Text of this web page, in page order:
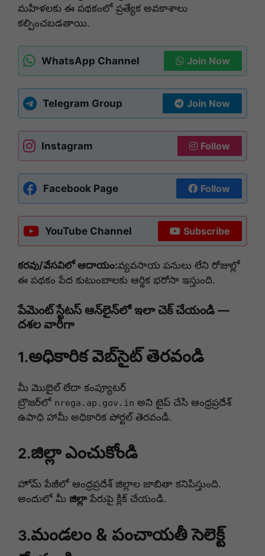
మహిళలకు ఈ పథకంలో ప్రత్యేక అవకాశాలు
కల్పించబడతాయి.
WhatsApp Channel Join Now
Telegram Group Join Now
Instagram Follow
Facebook Page Follow
YouTube Channel Subscribe
కరవు/వేసవిలో ఆదాయం:వ్యవసాయ పనులు లేని రోజుల్లో
ఈ పథకం పేద కుటుంబాలకు ఆర్థిక భరోసా ఇస్తుంది.
పేమెంట్ స్టేటస్ ఆన్‌లైన్‌లో ఇలా చెక్ చేయండి —
దశల వారీగా
1.అధికారిక వెబ్‌సైట్ తెరవండి
మీ మొబైల్ లేదా కంప్యూటర్
బ్రౌజర్‌లో nrega.ap.gov.in అని టైప్ చేసి ఆంధ్రప్రదేశ్
ఉపాధి హామీ అధికారిక పోర్టల్ తెరవండి.
2.జిల్లా ఎంచుకోండి
హోమ్ పేజీలో ఆంధ్రప్రదేశ్ జిల్లాల జాబితా కనిపిస్తుంది.
అందులో మీ జిల్లా పేరుపై క్లిక్ చేయండి.
3.మండలం & పంచాయతీ సెలెక్ట్